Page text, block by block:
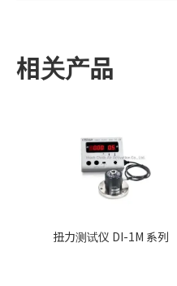
相关产品
扭力测试仪 DI-1M 系列